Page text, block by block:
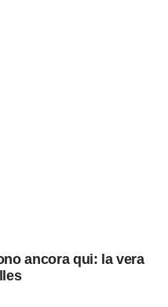
ancora qui: la vera